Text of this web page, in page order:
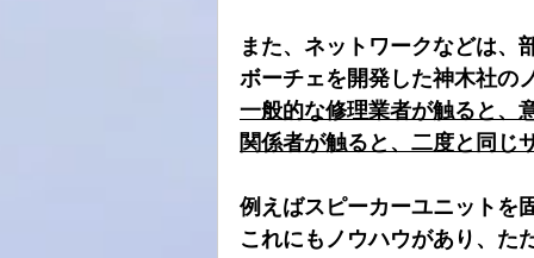
また、ネットワークなどは、
ボーチェを開発した神木社の
一般的な修理業者が触ると、
関係者が触ると、二度と同じ
例えばスピーカーユニットを
これにもノウハウがあり、た